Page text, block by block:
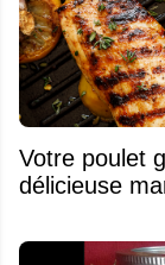
Votre poulet
délicieuse